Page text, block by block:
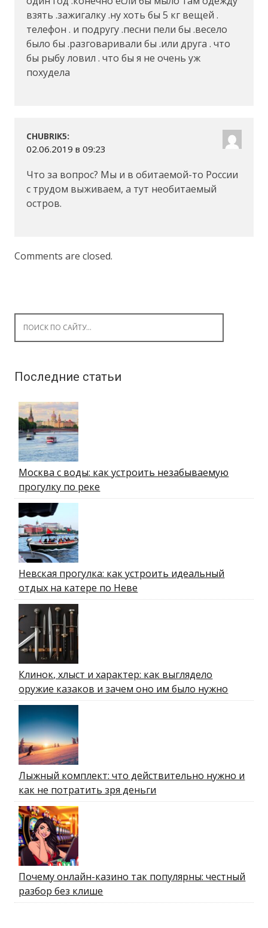
взять .зажигалку .ну хоть бы 5 кг вещей .
телефон . и подругу .песни пели бы .весело
было бы .разговаривали бы .или друга . что
бы рыбу ловил . что бы я не очень уж
похудела
CHUBRIK5:
02.06.2019 в 09:23
Что за вопрос? Мы и в обитаемой-то России
с трудом выживаем, а тут необитаемый
остров.
Comments are closed.
Последние статьи
Москва с воды: как устроить незабываемую
прогулку по реке
Невская прогулка: как устроить идеальный
отдых на катере по Неве
Клинок, хлыст и характер: как выглядело
оружие казаков и зачем оно им было нужно
Лыжный комплект: что действительно нужно и
как не потратить зря деньги
Почему онлайн-казино так популярны: честный
разбор без клише